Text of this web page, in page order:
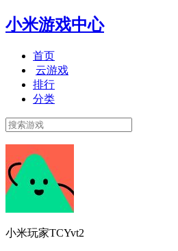
小米游戏中心
首页
云游戏
排行
分类
小米玩家TCYvt2